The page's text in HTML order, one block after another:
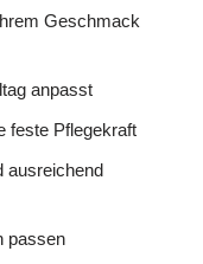
Geschmack
anpasst
feste Pflegekraft
ausreichend
passen